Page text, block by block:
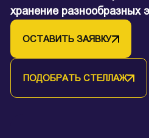
хранение разнообразных
ОСТАВИТЬ ЗАЯВКУ
ПОДОБРАТЬ СТЕЛЛАЖ